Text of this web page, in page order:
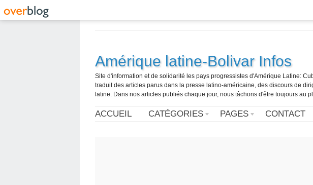
Amérique latine-Bolivar Infos
Site d'information et de solidarité les pays progressistes d'Amérique Latine:
traduit des articles parus dans la presse latino-américaine, des discours de
latine. Dans nos articles publiés chaque jour, nous tâchons d'être toujours au
ACCUEIL CATÉGORIES PAGES CONTACT